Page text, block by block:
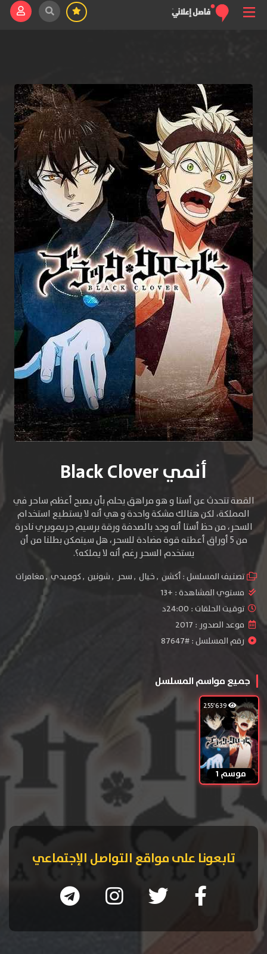
أنمي Black Clover
القصة تتحدث عن أستا و هو مراهق يحلم بأن يصبح أعظم ساحر في
المملكة، لكن هنالك مشكة واحدة و هي أنه لا يستطيع استخدام
السحر، من حظ أستا أنه وجد بالصدفة ورقة برسيم جريمويري نادرة
من 5 أوراق أعطته قوة مضادة للسحر، هل سيتمكن بطلنا من أن
يستخدم السحر رغم أنه لا يملكه؟.
تصنيف المسلسل :أكشن ,خيال ,سحر ,شونين ,كوميدي ,مغامرات
مستوي المشاهدة : +13
توقيت الحلقات : 24:00د
موعد الصدور : 2017
رقم المسلسل : #87647
جميع مواسم المسلسل
موسم 1
تابعونا على مواقع التواصل الإجتماعي